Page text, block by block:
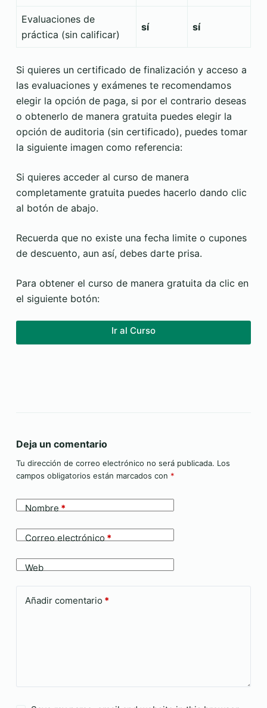
Evaluaciones de
práctica (sin calificar)
sí sí
Si quieres un certificado de finalización y acceso a
las evaluaciones y exámenes te recomendamos
elegir la opción de paga, si por el contrario deseas
o obtenerlo de manera gratuita puedes elegir la
opción de auditoria (sin certificado), puedes tomar
la siguiente imagen como referencia:
Si quieres acceder al curso de manera
completamente gratuita puedes hacerlo dando clic
al botón de abajo.
Recuerda que no existe una fecha limite o cupones
de descuento, aun así, debes darte prisa.
Para obtener el curso de manera gratuita da clic en
el siguiente botón:
Ir al Curso
Deja un comentario
Tu dirección de correo electrónico no será publicada. Los
campos obligatorios están marcados con *
Nombre*
Correo electrónico*
Web
Añadir comentario *